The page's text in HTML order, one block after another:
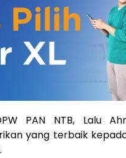
PAN NTB, Lalu
yang terbaik